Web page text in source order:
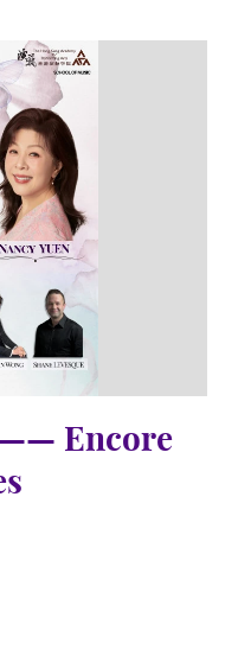
—— Encore